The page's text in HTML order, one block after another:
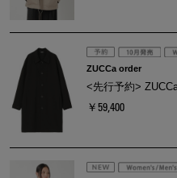
ZUCCa order
<先行予約>
￥59,400